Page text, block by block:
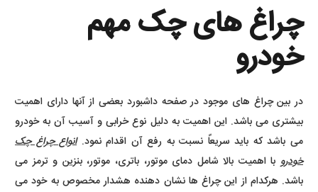
چراغ های چک مهم
خودرو
در بین چراغ های موجود در صفحه داشبورد بعضی از آنها دارای اهمیت
بیشتری می باشد. این اهمیت به دلیل نوع خرابی و آسیب آن به خودرو
می باشد که باید سریعاً نسبت به رفع آن اقدام نمود.انواع چراغ چک
خودروبا اهمیت بالا شامل دمای موتور، باتری، موتور، بنزین و ترمز می
باشد. هرکدام از این چراغ ها نشان دهنده هشدار مخصوص به خود می